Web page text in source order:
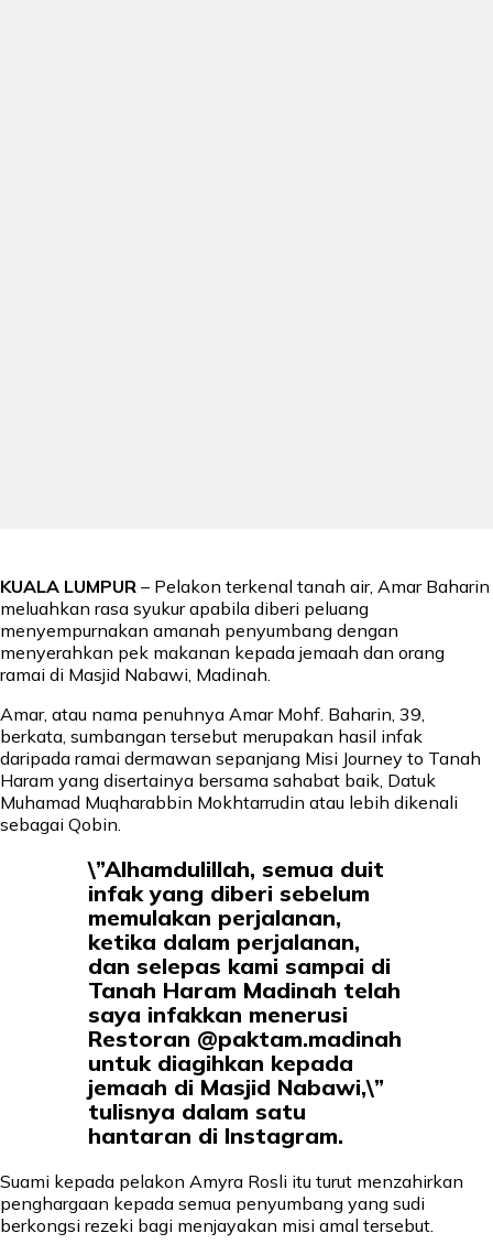
KUALA LUMPUR – Pelakon terkenal tanah air, Amar Baharin
meluahkan rasa syukur apabila diberi peluang
menyempurnakan amanah penyumbang dengan
menyerahkan pek makanan kepada jemaah dan orang
ramai di Masjid Nabawi, Madinah.
Amar, atau nama penuhnya Amar Mohf. Baharin, 39,
berkata, sumbangan tersebut merupakan hasil infak
daripada ramai dermawan sepanjang Misi Journey to Tanah
Haram yang disertainya bersama sahabat baik, Datuk
Muhamad Muqharabbin Mokhtarrudin atau lebih dikenali
sebagai Qobin.
\”Alhamdulillah, semua duit
infak yang diberi sebelum
memulakan perjalanan,
ketika dalam perjalanan,
dan selepas kami sampai di
Tanah Haram Madinah telah
saya infakkan menerusi
Restoran @paktam.madinah
untuk diagihkan kepada
jemaah di Masjid Nabawi,\”
tulisnya dalam satu
hantaran di Instagram.
Suami kepada pelakon Amyra Rosli itu turut menzahirkan
penghargaan kepada semua penyumbang yang sudi
berkongsi rezeki bagi menjayakan misi amal tersebut.